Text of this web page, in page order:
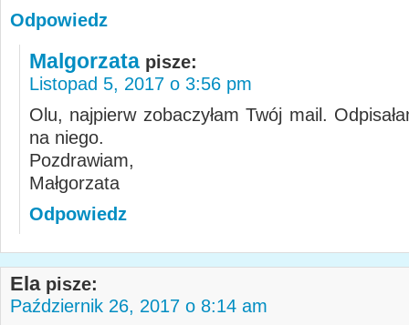
Odpowiedz
Malgorzata pisze:
Listopad 5, 2017 o 3:56 pm
Olu, najpierw zobaczyłam Twój mail.
na niego.
Pozdrawiam,
Małgorzata
Odpowiedz
Ela pisze:
Październik 26, 2017 o 8:14 am